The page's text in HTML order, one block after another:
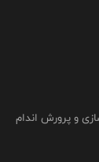
و پرورش اندام